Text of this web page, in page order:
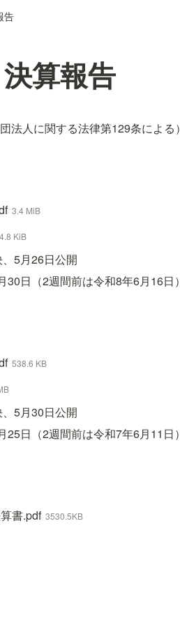
告
算報告
法人に関する法律第129条による）
3.4 MiB
KiB
5月26日公開
日（2週間前は令和8年6月16日）
538.6 KB
5月30日公開
日（2週間前は令和7年6月11日）
書.pdf 3530.5KB